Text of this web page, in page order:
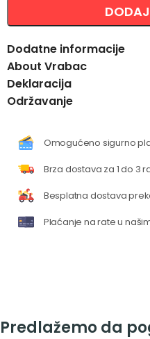
Dodatne informacije
About Vrabac
Deklaracija
Održavanje
Omogućeno sigurno
Brza dostava za 1 do 3
Besplatna dostava
Plaćanje na rate u
Predlažemo da